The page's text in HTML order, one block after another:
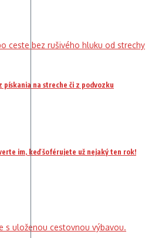
na streche či z podvozku
im, keď šoférujete už nejaký ten rok!